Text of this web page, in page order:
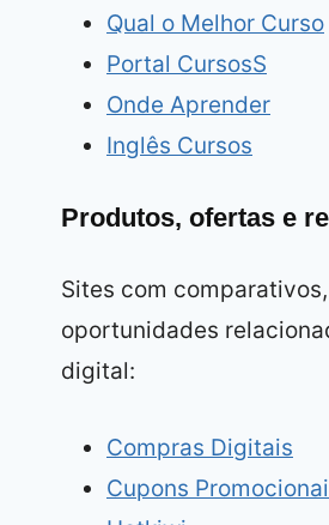
Qual o Melhor Curso
Portal CursosS
Onde Aprender
Inglês Cursos
Produtos, ofertas e
Sites com
oportunidades
digital:
Compras Digitais
Cupons